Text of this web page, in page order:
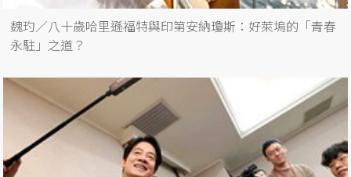
魏玓／八十歲哈里遜福特與印第安納瓊斯：好萊塢的「青春
永駐」之道？